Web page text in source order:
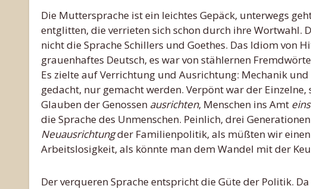
Die Muttersprache ist ein leichtes Gepäck, unterwegs
entglitten, die verrieten sich schon durch ihre Wortwahl.
nicht die Sprache Schillers und Goethes. Das Idiom von
grauenhaftes Deutsch, es war von stählernen
Es zielte auf Verrichtung und Ausrichtung: Mechanik
gedacht, nur gemacht werden. Verpönt war der Einzelne,
Glauben der Genossen ausrichten, Menschen ins Amt
die Sprache des Unmenschen. Peinlich, drei
Neuausrichtungder Familienpolitik, als müßten wir
Arbeitslosigkeit, als könnte man dem Wandel mit der
Der verqueren Sprache entspricht die Güte der Politik.